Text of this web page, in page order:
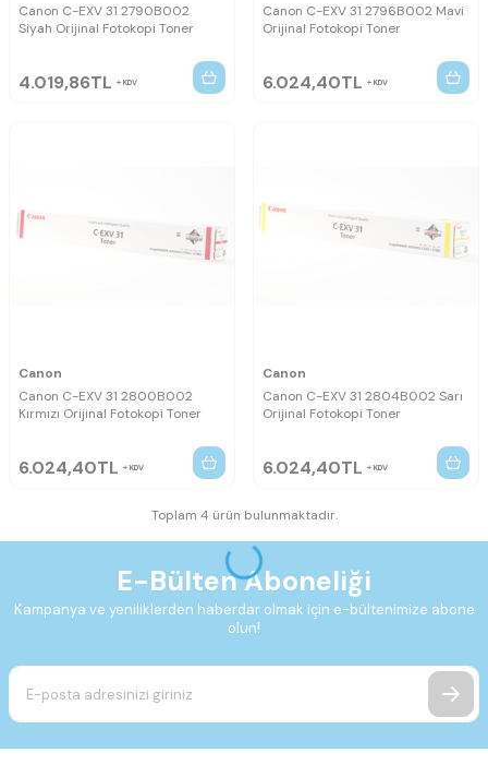
Canon C-EXV 31 2790B002
Siyah Orijinal Fotokopi Toner
4.019,86TL KDV
Canon C-EXV 31 2796B002 Mavi
Orijinal Fotokopi Toner
6.024,40TL KDV
Canon
Canon C-EXV 31 2800B002
Kırmızı Orijinal Fotokopi Toner
6.024,40TL KDV
Canon
Canon C-EXV 31 2804B002 Sarı
Orijinal Fotokopi Toner
6.024,40TL KDV
Toplam 4 ürün bulunmaktadır.
E-Bülten Aboneliği
Kampanya ve yeniliklerden haberdar olmak için e-bültenimize abone
olun!